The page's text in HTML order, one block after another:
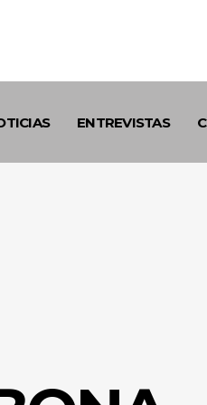
ENTREVISTAS